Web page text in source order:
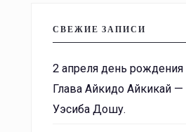
СВЕЖИЕ ЗАПИСИ
2 апреля день рождения
Глава Айкидо Айкикай
Уэсиба Дошу.